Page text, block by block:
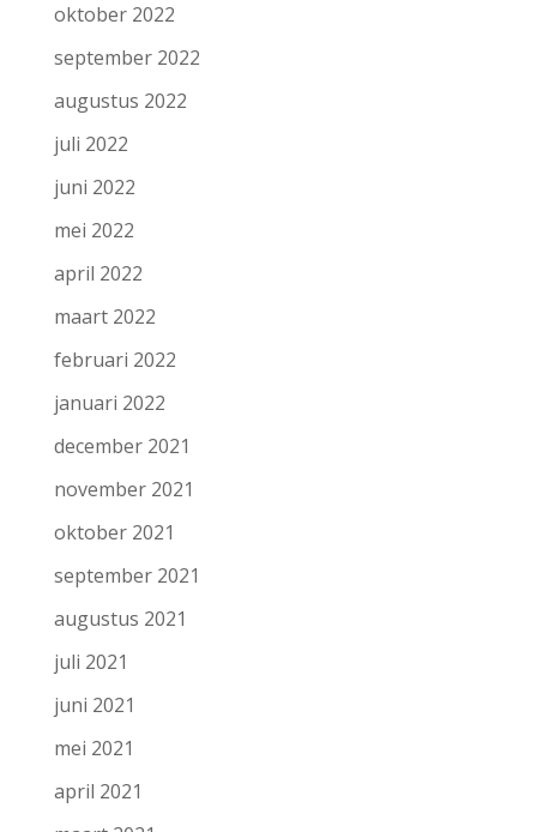
oktober 2022
september 2022
augustus 2022
juli 2022
juni 2022
mei 2022
april 2022
maart 2022
februari 2022
januari 2022
december 2021
november 2021
oktober 2021
september 2021
augustus 2021
juli 2021
juni 2021
mei 2021
april 2021